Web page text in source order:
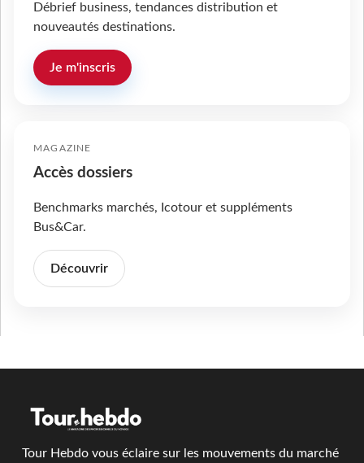
Débrief business, tendances distribution et
nouveautés destinations.
Je m'inscris
MAGAZINE
Accès dossiers
Benchmarks marchés, Icotour et suppléments
Bus&Car.
Découvrir
Tour Hebdo vous éclaire sur les mouvements du marché